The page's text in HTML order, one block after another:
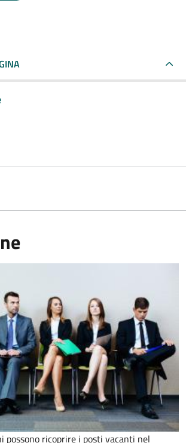
possono ricoprire i posti vacanti nel